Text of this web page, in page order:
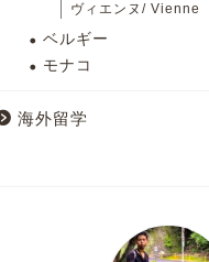
ヴィエンヌ/ Vienne
ベルギー
モナコ
海外留学